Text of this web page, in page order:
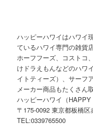
ハッピーハワイはハワイ
ているハワイ専門の雑貨店
ホーフフーズ、コストコ
けドラえもんなどのハワ
イトティーズ）、サーフ
メーカー商品もたくさん
ハッピーハワイ（HAPPY
〒175-0092 東京都板橋区
TEL:0339765500